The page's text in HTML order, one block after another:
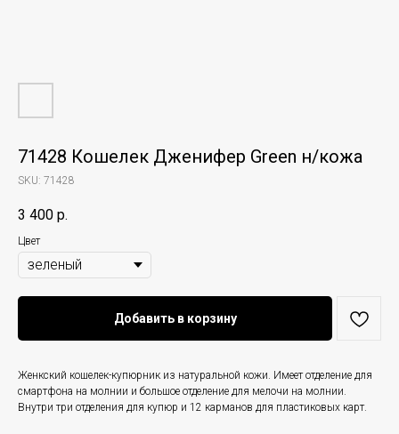
71428 Кошелек Дженифер Green н/кожа
SKU: 71428
3 400 р.
Цвет
Добавить в корзину
Женкский кошелек-купюрник из натуральной кожи. Имеет отделение для
смартфона на молнии и большое отделение для мелочи на молнии.
Внутри три отделения для купюр и 12 карманов для пластиковых карт.